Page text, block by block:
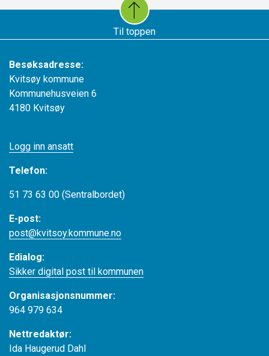
Til toppen
Besøksadresse:
Kvitsøy kommune
Kommunehusveien 6
4180 Kvitsøy
Logg inn ansatt
Telefon:
51 73 63 00 (Sentralbordet)
E-post:
post@kvitsoy.kommune.no
Edialog:
Sikker digital post til kommunen
Organisasjonsnummer:
964 979 634
Nettredaktør:
Ida Haugerud Dahl